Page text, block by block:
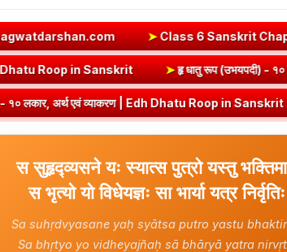
➤Class 6 Sanskrit Chapter 2 Solutions |
एवं व्याकरण | Vrut (Vrt) Dhatu Roop in Sanskrit ➤
| Edh Dhatu Roop in Sanskrit ➤Class 8
स सुहृद्व्यसने यः स्यात्स पुत्रो यस्तु
स भृत्यो यो विधेयज्ञः सा भार्या यत्र
Sa suhṛdvyasane yaḥ syātsa putro yastu
Sa bhṛtyo yo vidheyajñaḥ sā bhāryā yatra